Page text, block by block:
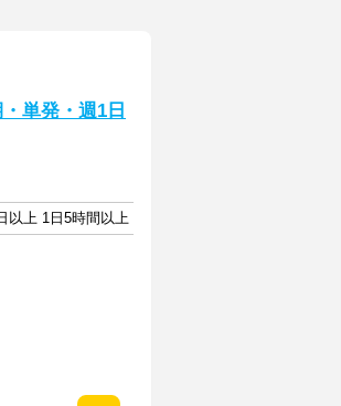
単発・週1日
以上 1日5時間以上